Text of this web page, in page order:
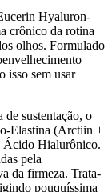
Hyaluron-
crônico da rotina
olhos. Formulado
isso sem usar
de sustentação, o
Elastina (Arctiin +
Ácido Hialurônico.
pela
da firmeza. Trata-
pouquíssima